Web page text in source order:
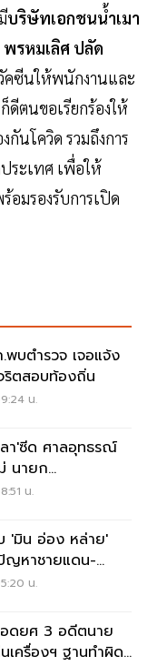
บริษัทเอกชนน้ำเมา
รหมเลิศ ปลัด
คซีนให้พนักงานและ
ดีตนขอเรียกร้องให้
นโควิด รวมถึงการ
ระเทศ เพื่อให้
อมรองรับการเปิด
บตำรวจ เจอแจ้ง
ตสอบท้องถิ่น
น.
า'ซีด ศาลอุทธรณ์
นายก
น.
'มิน อ่อง หล่าย'
ญหาชายแดน-
า
น.
อดยศ 3 อดีตนาย
เครื่องฯ ฐานทำผิด